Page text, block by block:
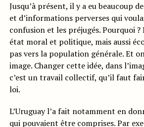
Jusqu’à présent, il y a eu beaucoup
et d’informations perverses qui
confusion et les préjugés. Pourquoi
état moral et politique, mais aussi
pas vers la population générale. Et
image. Changer cette idée, dans
c’est un travail collectif, qu’il faut
loi.
L’Uruguay l’a fait notamment en
qui pouvaient être comprises. Par